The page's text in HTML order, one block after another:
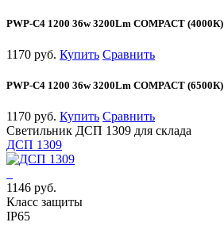
PWP-С4 1200 36w 3200Lm COMPACT (4000К)
1170 руб. Купить Сравнить
PWP-С4 1200 36w 3200Lm COMPACT (6500К)
1170 руб. Купить Сравнить
Светильник ДСП 1309 для склада
ДСП 1309
1146 руб.
Класс защиты
IP65